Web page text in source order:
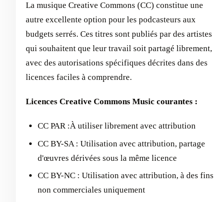
La musique Creative Commons (CC) constitue une
autre excellente option pour les podcasteurs aux
budgets serrés. Ces titres sont publiés par des artistes
qui souhaitent que leur travail soit partagé librement,
avec des autorisations spécifiques décrites dans des
licences faciles à comprendre.
Licences Creative Commons Music courantes :
CC PAR :À utiliser librement avec attribution
CC BY-SA : Utilisation avec attribution, partage
d'œuvres dérivées sous la même licence
CC BY-NC : Utilisation avec attribution, à des fins
non commerciales uniquement